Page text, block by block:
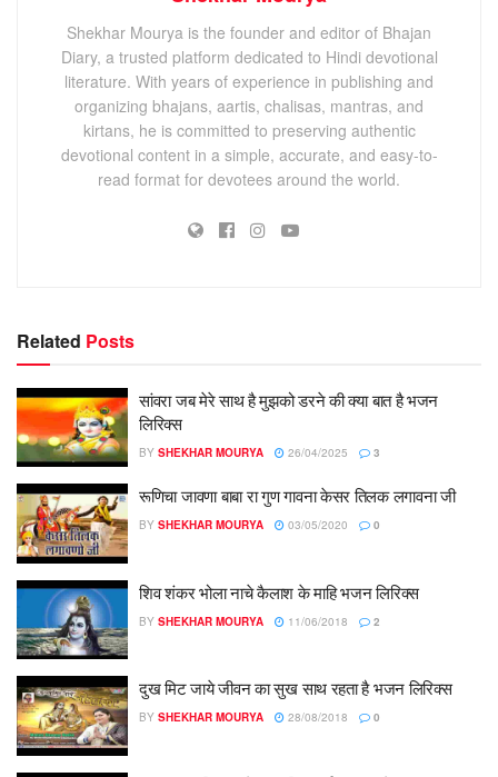
Shekhar Mourya is the founder and editor of Bhajan
Diary, a trusted platform dedicated to Hindi devotional
literature. With years of experience in publishing and
organizing bhajans, aartis, chalisas, mantras, and
kirtans, he is committed to preserving authentic
devotional content in a simple, accurate, and easy-to-
read format for devotees around the world.
Related Posts
सांवरा जब मेरे साथ है मुझको डरने की क्या बात है भजन
लिरिक्स
BY SHEKHAR MOURYA 26/04/2025 3
रूणिचा जावणा बाबा रा गुण गावना केसर तिलक लगावना जी
BY SHEKHAR MOURYA 03/05/2020 0
शिव शंकर भोला नाचे कैलाश के माहि भजन लिरिक्स
BY SHEKHAR MOURYA 11/06/2018 2
दुख मिट जाये जीवन का सुख साथ रहता है भजन लिरिक्स
BY SHEKHAR MOURYA 28/08/2018 0